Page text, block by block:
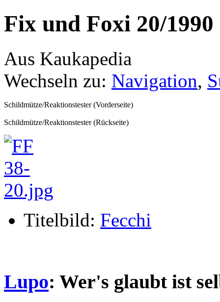
Fix und Foxi 20/1990
Aus Kaukapedia
Wechseln zu: Navigation,
Schildmütze/Reaktionstester (Vorderseite)
Schildmütze/Reaktionstester (Rückseite)
Titelbild: Fecchi
Lupo: Wer's glaubt ist